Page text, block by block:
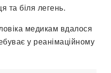
та біля легень.
медикам вдалося
у реанімаційному